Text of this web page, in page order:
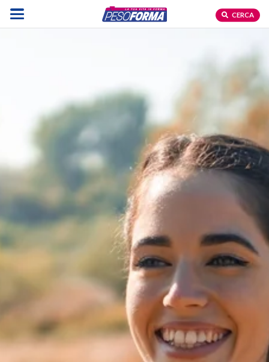
CERCA